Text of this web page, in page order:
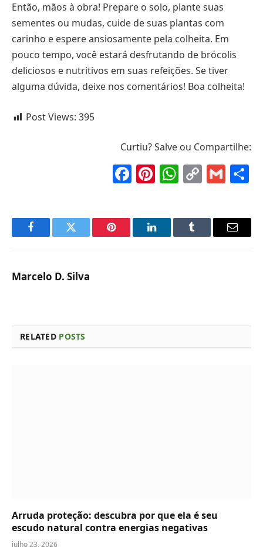
Então, mãos à obra! Prepare o solo, plante suas
sementes ou mudas, cuide de suas plantas com
carinho e espere ansiosamente pela colheita. Em
pouco tempo, você estará desfrutando de brócolis
deliciosos e nutritivos em suas refeições. Se tiver
alguma dúvida, deixe nos comentários! Boa colheita!
Post Views: 395
Curtiu? Salve ou Compartilhe:
Facebook
Pinterest
Copy
FacebookTwitter Pinterest LinkedInTumblr Email
Marcelo D. Silva
RELATED POSTS
Arruda proteção: descubra por que ela é seu
escudo natural contra energias negativas
julho 23, 2026